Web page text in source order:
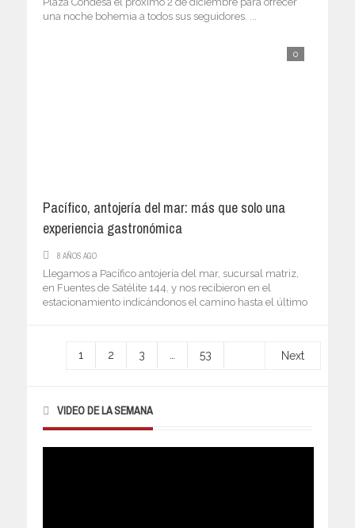
una noche bohemia a todos sus seguidores. ...
0
Pacífico, antojería del mar: más que solo una
experiencia gastronómica
8 AÑOS AGO
Llegamos a Pacífico antojería del mar, sucursal matriz,
en Fuentes de Satélite 144, y nos recibieron en el
estacionamiento indicándonos el camino hasta el último
1 2 3 53 Next
VIDEO DE LA SEMANA